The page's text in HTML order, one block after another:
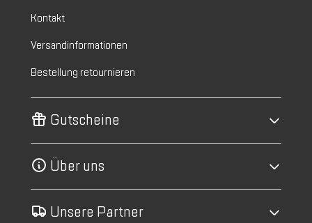
Kontakt
Versandinformationen
Bestellung retournieren
Gutscheine
Über uns
Unsere Partner